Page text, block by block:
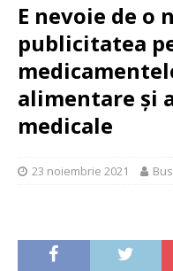
E nevoie de o
publicitatea
alimentare și
medicale
23 noiembrie 2021